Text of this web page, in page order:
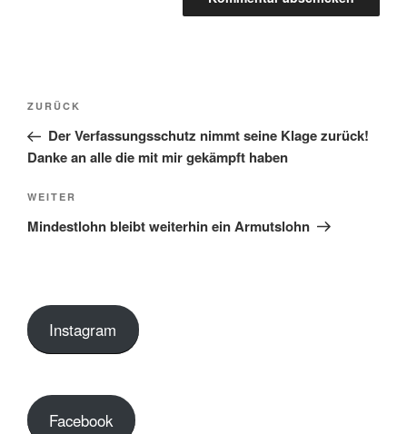
Beitragsnavigation
Vorheriger
Beitrag
ZURÜCK
Der Verfassungsschutz nimmt seine Klage zurück!
Danke an alle die mit mir gekämpft haben
Nächster
Beitrag
WEITER
Mindestlohn bleibt weiterhin ein Armutslohn
Instagram
Facebook